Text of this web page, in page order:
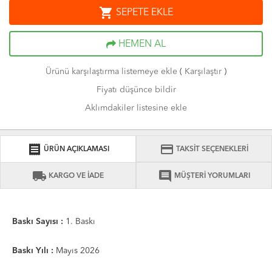
shopping_cart SEPETE EKLE
HEMEN AL
Ürünü karşılaştırma listemeye ekle ( Karşılaştır )
Fiyatı düşünce bildir
Aklımdakiler listesine ekle
receipt ÜRÜN AÇIKLAMASI credit_card TAKSİT SEÇENEKLERİ
local_shipping KARGO VE İADE comment MÜŞTERİ YORUMLARI
Baskı Sayısı : 1. Baskı
Baskı Yılı : Mayıs 2026